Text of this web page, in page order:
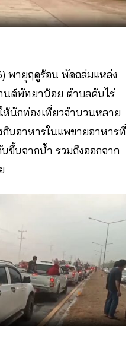
พายุฤดูร้อน พัดถล่มแหล่ง
นต์พัทยาน้อย ตำบลคันไร่
ห้นักท่องเที่ยวจำนวนหลาย
นอาหารในแพขายอาหารที่
ขึ้นจากน้ำ รวมถึงออกจาก